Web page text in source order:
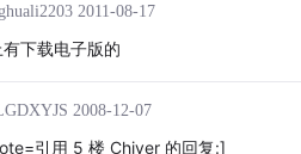
2011-08-17
有下载电子版的
2008-12-07
引用 5 楼 Chiyer 的回复:]